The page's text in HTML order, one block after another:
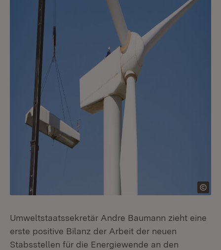
Umweltstaatssekretär Andre Baumann zieht eine
erste positive Bilanz der Arbeit der neuen
Stabsstellen für die Energiewende an den